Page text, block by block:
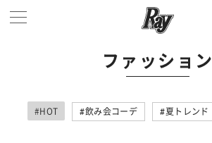
ファッション
#HOT 飲み会コーデ 夏トレンド